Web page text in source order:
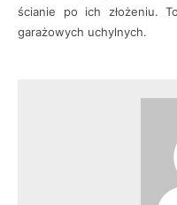
ścianie po ich złożeniu.
garażowych uchylnych.